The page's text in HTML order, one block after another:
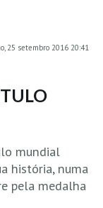
25 setembro 2016 20:41
mundial
história, numa
pela medalha